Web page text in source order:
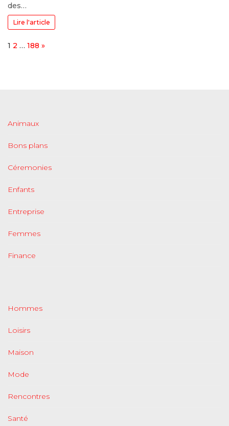
des…
Lire l'article
Page:
1 2 … 188 Next
»
Animaux
Bons plans
Céremonies
Enfants
Entreprise
Femmes
Finance
Hommes
Loisirs
Maison
Mode
Rencontres
Santé